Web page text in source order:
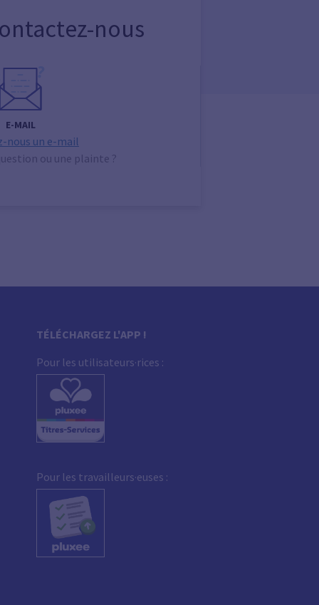
nous
E-MAIL
nous un e-mail
ou une plainte ?
TÉLÉCHARGEZ L'APP !
Pour les utilisateurs·rices :
Pour les travailleurs·euses :